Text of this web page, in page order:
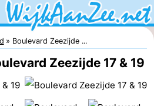
Boulevard Zeezijde ...
Zeezijde 17 & 19